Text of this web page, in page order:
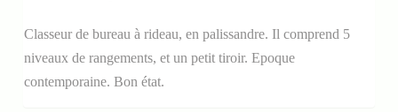
Classeur de bureau à rideau, en palissandre. Il comprend 5
niveaux de rangements, et un petit tiroir. Epoque
contemporaine. Bon état.